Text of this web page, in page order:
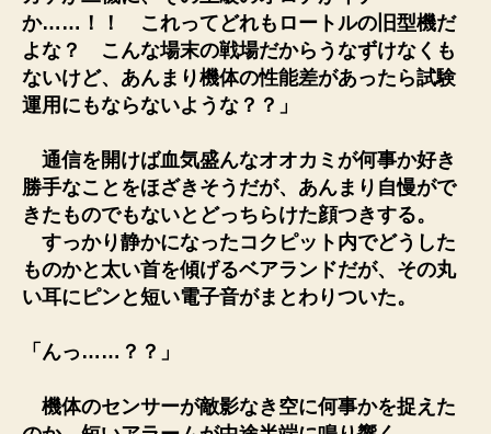
か……！！ これってどれもロートルの旧型機だ
よな？ こんな場末の戦場だからうなずけなくも
ないけど、あんまり機体の性能差があったら試験
運用にもならないような？？」
通信を開けば血気盛んなオオカミが何事か好き
勝手なことをほざきそうだが、あんまり自慢がで
きたものでもないとどっちらけた顔つきする。
すっかり静かになったコクピット内でどうした
ものかと太い首を傾げるベアランドだが、その丸
い耳にピンと短い電子音がまとわりついた。
「んっ……？？」
機体のセンサーが敵影なき空に何事かを捉えた